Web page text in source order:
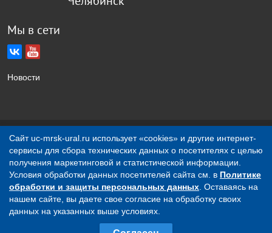
Мы в сети
Новости
Создание сайта Jellyweb
О компании Контакты
Вся представленная на сайте информация носит
исключительно информационный характер и ни при каких
условиях не является публичной офертой, определяемой
Сайт uc-mrsk-ural.ru использует «cookies» и другие интернет-
сервисы для сбора технических данных о посетителях с целью
получения маркетинговой и статистической информации.
Условия обработки данных посетителей сайта см. в Политике
обработки и защиты персональных данных . Оставаясь на
нашем сайте, вы даете свое согласие на обработку своих
данных на указанных выше условиях.